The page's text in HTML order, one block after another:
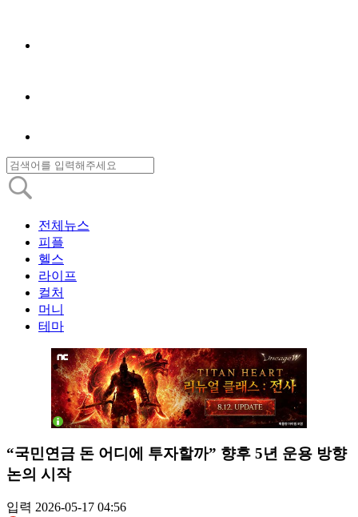
전체뉴스
피플
헬스
라이프
컬처
머니
테마
“국민연금 돈 어디에 투자할까” 향후 5년 운용 방향
논의 시작
입력 2026-05-17 04:56